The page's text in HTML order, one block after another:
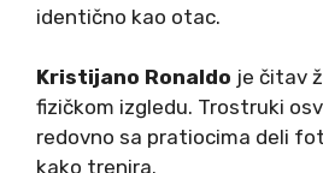
identično kao otac.
Kristijano Ronaldo je čitav
fizičkom izgledu. Trostruki
redovno sa pratiocima deli
kako trenira.